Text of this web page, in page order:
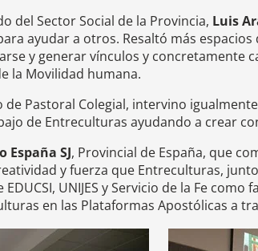
del Sector Social de la Provincia, Luis
ayudar a otros. Resaltó más
y generar vínculos y concretamente
la Movilidad humana.
de Pastoral Colegial, intervino
de Entreculturas ayudando a crear
España SJ, Provincial de España, que
y fuerza que Entreculturas,
UNIJES y Servicio de la Fe
en las Plataformas Apostólicas a